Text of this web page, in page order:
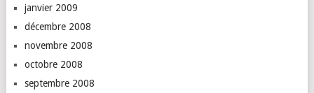
janvier 2009
décembre 2008
novembre 2008
octobre 2008
septembre 2008